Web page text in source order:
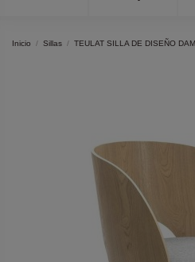
Inicio Sillas TEULAT SILLA DE DISEÑO